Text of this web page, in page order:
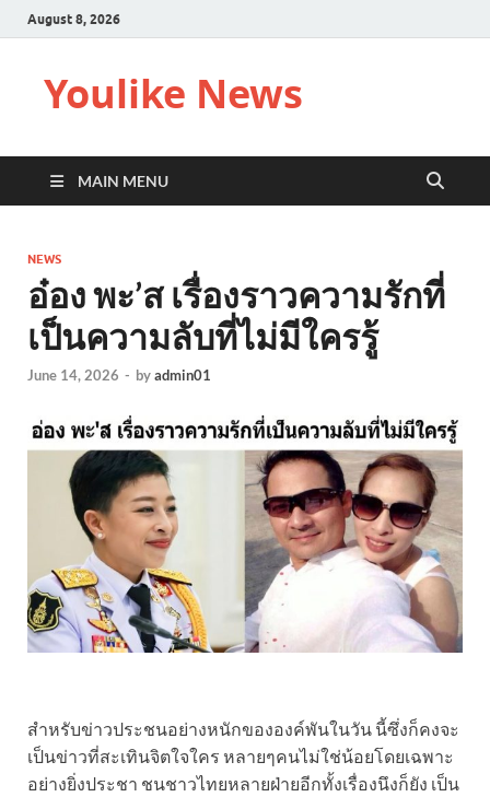
August 8, 2026
Youlike News
MAIN MENU
NEWS
อ๋อง พะ’ส เรื่องราวความรักที่
เป็นความลับที่ไม่มีใครรู้
June 14, 2026 - byadmin01
สำหรับข่าวประชนอย่างหนักขององค์พันในวัน นี้ซึ่งก็คงจะ
เป็นข่าวที่สะเทินจิตใจใคร หลายๆคนไม่ใช่น้อยโดยเฉพาะ
อย่างยิ่งประชา ชนชาวไทยหลายฝ่ายอีกทั้งเรื่องนึงก็ยัง เป็น